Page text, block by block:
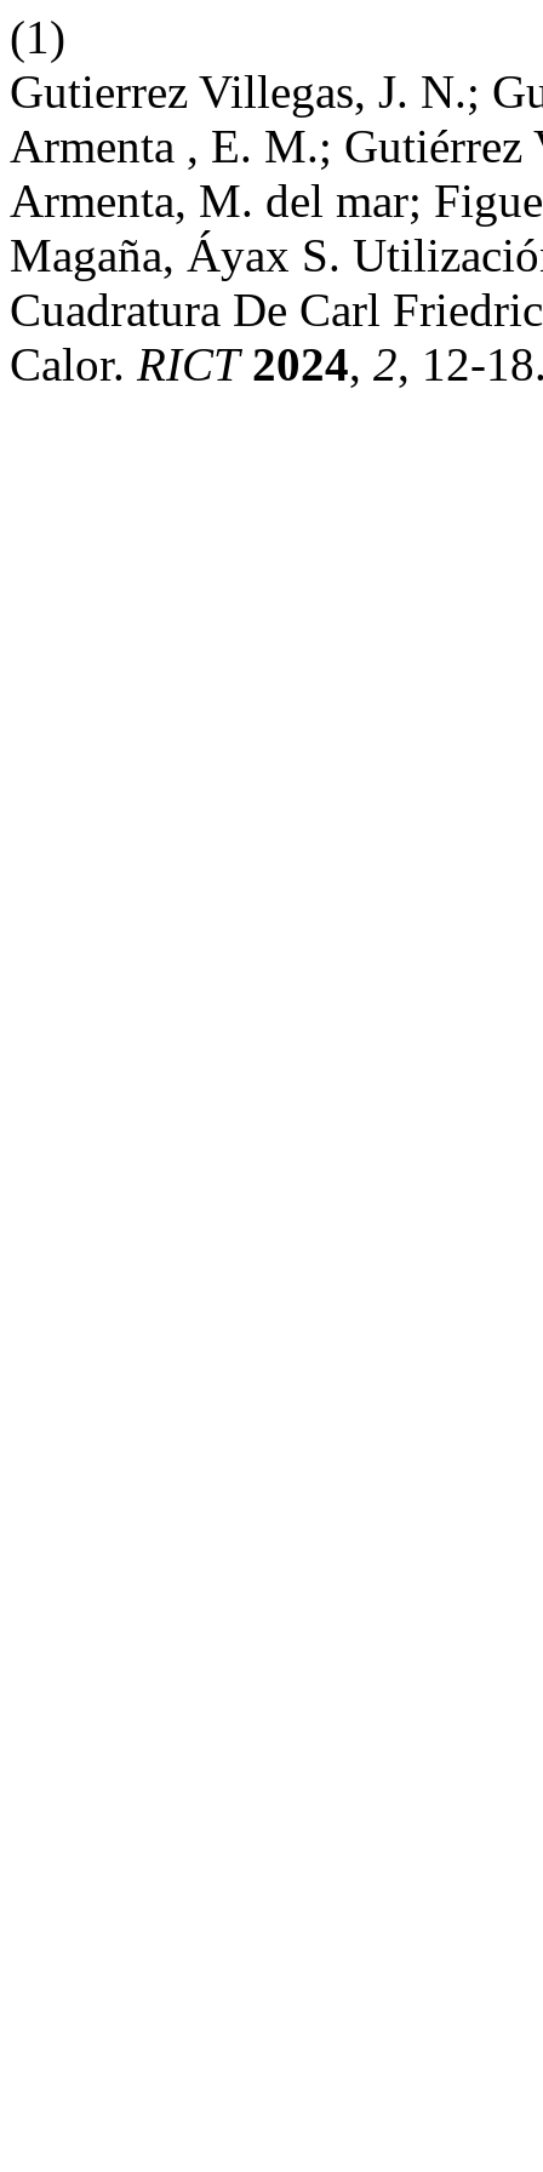
(1)
Gutierrez Villegas, J. N.;
Armenta , E. M.;
Armenta, M. del mar;
Magaña, Áyax S.
Cuadratura De Carl
Calor. RICT 2024, 2, 12-